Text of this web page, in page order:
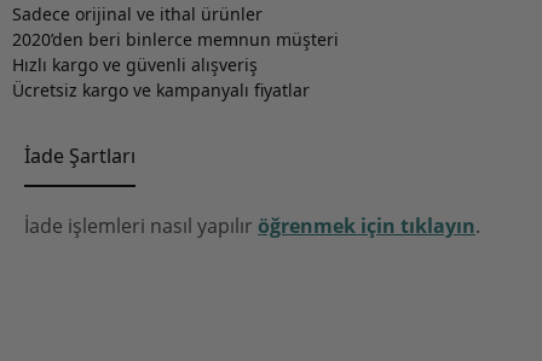
Sadece orijinal ve ithal ürünler
2020’den beri binlerce memnun müşteri
Hızlı kargo ve güvenli alışveriş
Ücretsiz kargo ve kampanyalı fiyatlar
İade Şartları
İade işlemleri nasıl yapılır öğrenmek için tıklayın.